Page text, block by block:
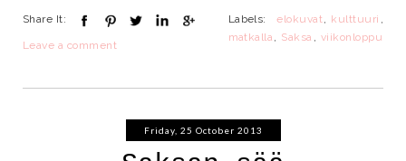
Share It:
Leave a comment
Labels: elokuvat, kulttuuri ,
matkalla , Saksa , viikonloppu
Friday, 25 October 2013